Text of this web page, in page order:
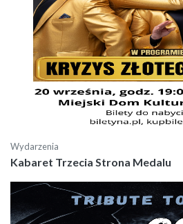
Wydarzenia
Kabaret Trzecia Strona Medalu